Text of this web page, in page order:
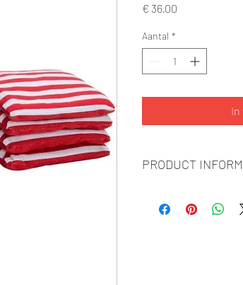
€ 36,00
Aantal *
In
PRODUCT
Lengte: 15cm